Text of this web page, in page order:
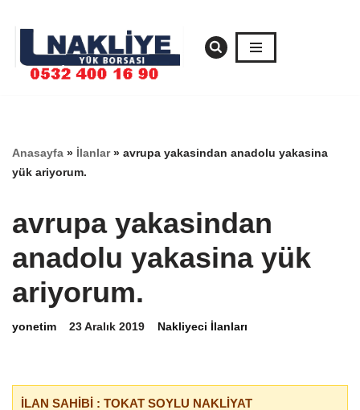
geç
Anasayfa » İlanlar» avrupa yakasindan anadolu yakasina
yük ariyorum.
avrupa yakasindan
anadolu yakasina yük
ariyorum.
yonetim 23 Aralık 2019 Nakliyeci İlanları
İLAN SAHİBİ : TOKAT SOYLU NAKLİYAT